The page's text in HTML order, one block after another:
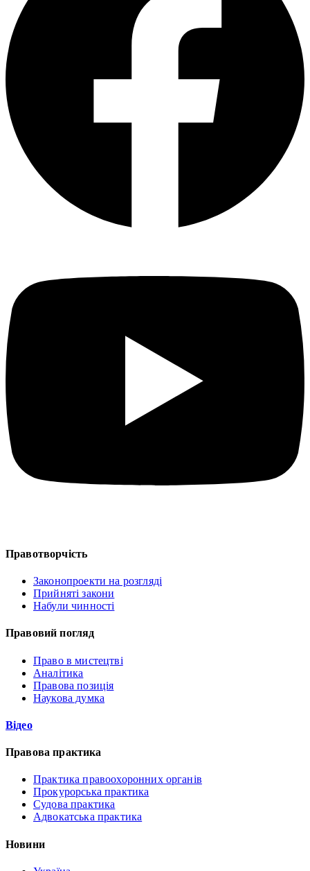
Правотворчість
Законопроекти на розгляді
Прийняті закони
Набули чинності
Правовий погляд
Право в мистецтві
Аналітика
Правова позиція
Наукова думка
Відео
Правова практика
Практика правоохоронних органів
Прокурорська практика
Судова практика
Адвокатська практика
Новини